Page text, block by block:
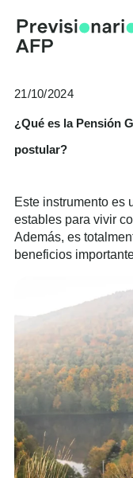
contenido
21/10/2024
¿Qué es la Pensión
postular?
Este instrumento es
estables para vivir
Además, es
beneficios